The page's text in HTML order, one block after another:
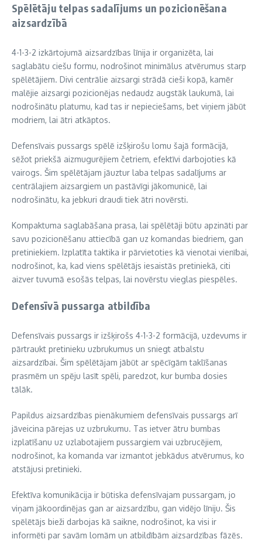
Spēlētāju telpas sadalījums un pozicionēšana
aizsardzībā
4-1-3-2 izkārtojumā aizsardzības līnija ir organizēta, lai
saglabātu ciešu formu, nodrošinot minimālus atvērumus starp
spēlētājiem. Divi centrālie aizsargi strādā cieši kopā, kamēr
malējie aizsargi pozicionējas nedaudz augstāk laukumā, lai
nodrošinātu platumu, kad tas ir nepieciešams, bet viņiem jābūt
modriem, lai ātri atkāptos.
Defensīvais pussargs spēlē izšķirošu lomu šajā formācijā,
sēžot priekšā aizmugurējiem četriem, efektīvi darbojoties kā
vairogs. Šim spēlētājam jāuztur laba telpas sadalījums ar
centrālajiem aizsargiem un pastāvīgi jākomunicē, lai
nodrošinātu, ka jebkuri draudi tiek ātri novērsti.
Kompaktuma saglabāšana prasa, lai spēlētāji būtu apzināti par
savu pozicionēšanu attiecībā gan uz komandas biedriem, gan
pretiniekiem. Izplatīta taktika ir pārvietoties kā vienotai vienībai,
nodrošinot, ka, kad viens spēlētājs iesaistās pretiniekā, citi
aizver tuvumā esošās telpas, lai novērstu vieglas piespēles.
Defensīvā pussarga atbildība
Defensīvais pussargs ir izšķirošs 4-1-3-2 formācijā, uzdevums ir
pārtraukt pretinieku uzbrukumus un sniegt atbalstu
aizsardzībai. Šim spēlētājam jābūt ar spēcīgām taklīšanas
prasmēm un spēju lasīt spēli, paredzot, kur bumba dosies
tālāk.
Papildus aizsardzības pienākumiem defensīvais pussargs arī
jāveicina pārejas uz uzbrukumu. Tas ietver ātru bumbas
izplatīšanu uz uzlabotajiem pussargiem vai uzbrucējiem,
nodrošinot, ka komanda var izmantot jebkādus atvērumus, ko
atstājusi pretinieki.
Efektīva komunikācija ir būtiska defensīvajam pussargam, jo
viņam jākoordinējas gan ar aizsardzību, gan vidējo līniju. Šis
spēlētājs bieži darbojas kā saikne, nodrošinot, ka visi ir
informēti par savām lomām un atbildībām aizsardzības fāzēs.